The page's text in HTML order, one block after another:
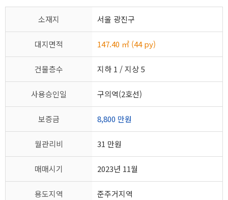
소재지 서울 광진구
대지면적 147.40 ㎡ (44 py)
건물층수 지하 1 / 지상 5
사용승인일 구의역(2호선)
보증금 8,800 만원
월관리비 31 만원
매매시기 2023년 11월
용도지역 준주거지역